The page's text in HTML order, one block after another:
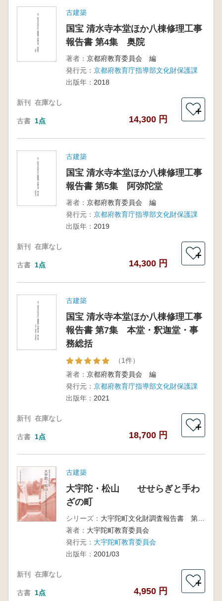
古建築
国宝 清水寺本堂ほか八棟修理工事
報告書 第4集 奥院
著者： 京都府教育委員会 編
発行元： 京都府教育庁指導部文化財保護課
出版年： 2018
新刊 在庫なし
古書 1点 14,300 円
＋
古建築
国宝 清水寺本堂ほか八棟修理工事
報告書 第5集 阿弥陀堂
著者： 京都府教育委員会 編
発行元： 京都府教育庁指導部文化財保護課
出版年： 2019
新刊 在庫なし
古書 1点 14,300 円
＋
古建築
国宝 清水寺本堂ほか八棟修理工事
報告書 第7集 本堂・釈迦堂・事
務総括
（1件）
著者： 京都府教育委員会 編
発行元： 京都府教育庁指導部文化財保護課
出版年： 2021
新刊 在庫なし
古書 1点 18,700 円
＋
古建築
大宇陀・松山 せせらぎと手わ
ざの町
シリーズ：
大宇陀町文化財調査報告書 第4集
著者： 大宇陀町教育委員会
発行元： 大宇陀町教育委員会
出版年： 2001/03
新刊 在庫なし
古書 1点 4,950 円
＋